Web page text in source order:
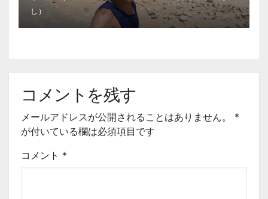
し）
コメントを残す
メールアドレスが公開されることはありません。
*
が付いている欄は必須項目です
コメント *